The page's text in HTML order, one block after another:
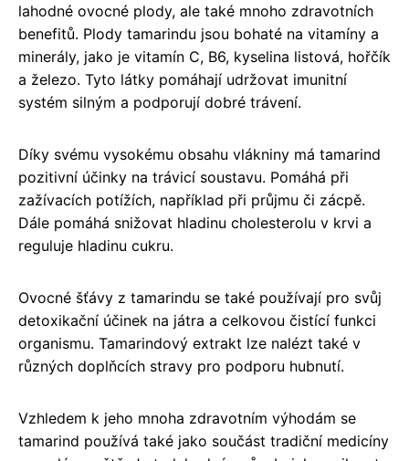
lahodné ovocné plody, ale také mnoho zdravotních
benefitů. Plody tamarindu jsou bohaté na vitamíny a
minerály, jako je vitamín C, B6, kyselina listová, hořčík
a železo. Tyto látky pomáhají udržovat imunitní
systém silným a podporují dobré trávení.
Díky svému vysokému obsahu vlákniny má tamarind
pozitivní účinky na trávicí soustavu. Pomáhá při
zažívacích potížích, například při průjmu či zácpě.
Dále pomáhá snižovat hladinu cholesterolu v krvi a
reguluje hladinu cukru.
Ovocné šťávy z tamarindu se také používají pro svůj
detoxikační účinek na játra a celkovou čistící funkci
organismu. Tamarindový extrakt lze nalézt také v
různých doplňcích stravy pro podporu hubnutí.
Vzhledem k jeho mnoha zdravotním výhodám se
tamarind používá také jako součást tradiční medicíny